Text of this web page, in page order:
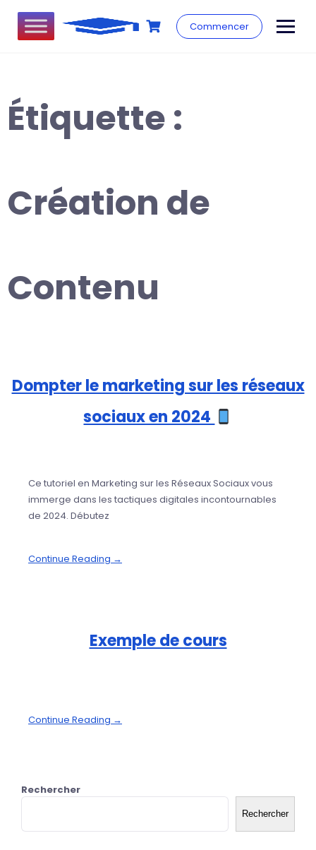
Commencer
Étiquette :
Création de
Contenu
Dompter le marketing sur les réseaux
sociaux en 2024
Ce tutoriel en Marketing sur les Réseaux Sociaux vous
immerge dans les tactiques digitales incontournables
de 2024. Débutez
Continue Reading →
Exemple de cours
Continue Reading →
Rechercher
Rechercher